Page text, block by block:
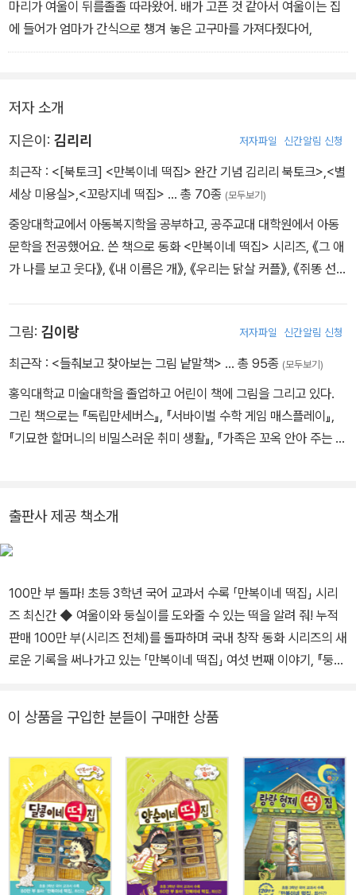
벼워지는 매화떡 등 아픈 둥실이의 몸과 마음을 편안하게 해 줄 기발
한 떡들이 등장한다. 그러나 소원 떡을 만들어 내는 과정이 이번엔 특
히나 만만치가 않다. 처음 보는 낯선 재료를 구하기 위해 나선 꼬랑지
어주기 위해 애쓰는 꼬랑지의 모습이 슬프지만 아름답게 펼쳐진다.
마리가 여울이 뒤를졸졸 따라왔어. 배가 고픈 것 같아서 여울이는 집
에 들어가 엄마가 간식으로 챙겨 놓은 고구마를 가져다줬다어,
저자 소개
지은이: 김리리 저자파일 신간알림 신청
최근작 : <[북토크] <만복이네 떡집> 완간 기념 김리리 북토크>,<별
세상 미용실>,<꼬랑지네 떡집> … 총 70종 (모두보기)
중앙대학교에서 아동복지학을 공부하고, 공주교대 대학원에서 아동
문학을 전공했어요. 쓴 책으로 동화 <만복이네 떡집> 시리즈, 《그 애
가 나를 보고 웃다》, 《내 이름은 개》, 《우리는 닭살 커플》, 《쥐똥 선
미 이야기> 시리즈, 청소년 소설 《어떤 고백》 등이 있어요. 《별세상
미용실》은 《별세상 목욕탕》에 이은 제 두 번째 그림책이에요.
그림: 김이랑 저자파일 신간알림 신청
최근작 : <들춰보고 찾아보는 그림 낱말책> … 총 95종 (모두보기)
홍익대학교 미술대학을 졸업하고 어린이 책에 그림을 그리고 있다.
그린 책으로는 『독립만세버스』, 『서바이벌 수학 게임 매스플레이』,
『기묘한 할머니의 비밀스러운 취미 생활』, 『가족은 꼬옥 안아 주는 거
출판사 제공 책소개
100만 부 돌파! 초등 3학년 국어 교과서 수록 「만복이네 떡집」 시리
즈 최신간 ◆ 여울이와 둥실이를 도와줄 수 있는 떡을 알려 줘! 누적
판매 100만 부(시리즈 전체)를 돌파하며 국내 창작 동화 시리즈의 새
로운 기록을 써나가고 있는 「만복이네 떡집」 여섯 번째 이야기, 『둥실
시리즈가 어느덧 여섯 권에 이르렀다. 태어날 아이들에게 한 가지씩
아이들의 소원을 들어주기 위해 만든 떡집, 그리고 그 공간의 힘으로
사람이 된 생쥐 ‘꼬랑지’가 그 은덕을 아이들을 위해 베푸는 이야기들
은 우리나라 전통 음식인 ‘떡’과 함께 착하고 선한 판타지 세계를 이뤄
낸다. 무엇보다 국내 순수 창작으로 누적 100만 부에 이른 것은 우리
나라 아동문학에서도 의미 있는 성과다. 6권 『둥실이네 떡집』에는 반
려동물과의 이별을 앞둔 여울이의 고민과 소망이 담겨 있다. 둥실이
이 상품을 구입한 분들이 구매한 상품